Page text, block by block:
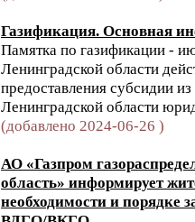
Газификация. Основная
Памятка по газификации -
Ленинградской области
предоставления субсидии
Ленинградской области
(добавлено 2024-06-26 )
АО «Газпром
область» информирует
необходимости и порядке